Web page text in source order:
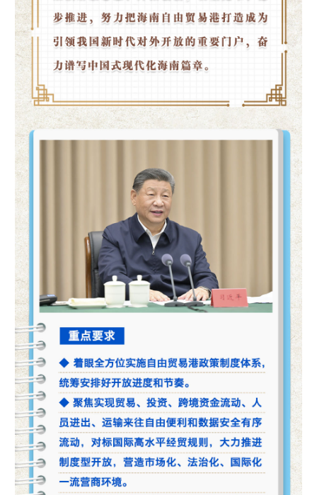
山东 河南 湖北 湖南
广东 广西 海南 重庆
陕西 甘肃 青海 宁夏
新疆 内蒙古 黑龙江
多语种频道
Español Français
Русский язык 日本語
Português